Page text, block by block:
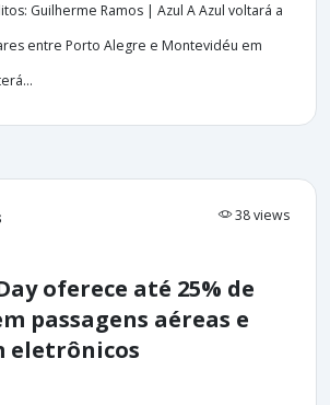
Guilherme Ramos | Azul A Azul voltará a
entre Porto Alegre e Montevidéu em
38 views
oferece até 25% de
passagens aéreas e
eletrônicos